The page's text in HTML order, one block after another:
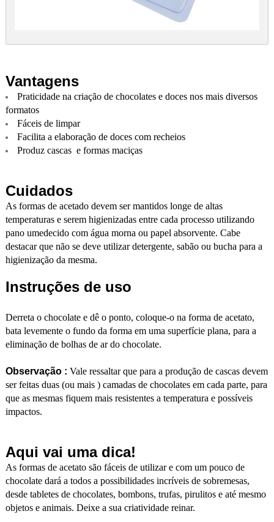
Vantagens
Praticidade na criação de chocolates e doces nos mais diversos
formatos
Fáceis de limpar
Facilita a elaboração de doces com recheios
Produz cascas e formas maciças
Cuidados
As formas de acetado devem ser mantidos longe de altas
temperaturas e serem higienizadas entre cada processo utilizando
pano umedecido com água morna ou papel absorvente. Cabe
destacar que não se deve utilizar detergente, sabão ou bucha para a
higienização da mesma.
Instruções de uso
Derreta o chocolate e dê o ponto, coloque-o na forma de acetato,
bata levemente o fundo da forma em uma superfície plana, para a
eliminação de bolhas de ar do chocolate.
Observação : Vale ressaltar que para a produção de cascas devem
ser feitas duas (ou mais ) camadas de chocolates em cada parte, para
que as mesmas fiquem mais resistentes a temperatura e possíveis
impactos.
Aqui vai uma dica!
As formas de acetato são fáceis de utilizar e com um pouco de
chocolate dará a todos a possibilidades incríveis de sobremesas,
desde tabletes de chocolates, bombons, trufas, pirulitos e até mesmo
objetos e animais. Deixe a sua criatividade reinar.